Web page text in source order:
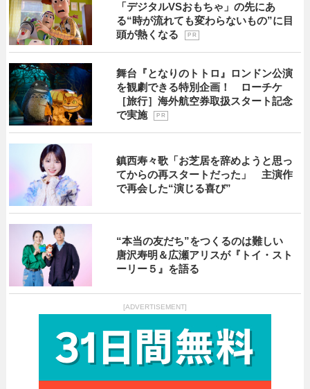
「デジタルVSおもちゃ」の先にあ
る“時が流れても変わらないもの”に目
頭が熱くなる
P R
舞台『となりのトトロ』ロンドン公演
を観劇できる特別企画！ ローチケ
［旅行］海外航空券取扱スタート記念
で実施
P R
鎮西寿々歌「お芝居を辞めようと思っ
てからの再スタートだった」 主演作
で再会した“演じる喜び”
“本当の友だち”をつくるのは難しい
唐沢寿明＆広瀬アリスが『トイ・スト
ーリー５』を語る
[ADVERTISEMENT]